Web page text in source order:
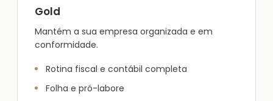
Gold
Mantém a sua empresa organizada e em
conformidade.
Rotina fiscal e contábil completa
Folha e pró-labore